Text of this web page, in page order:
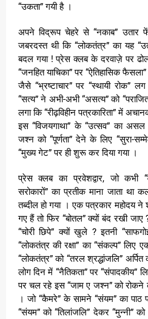
“उकता” गयी है ।
अपने विद्रूप चेहरे से “नकाब” उतार
जबरदस्त थी कि “लोकतंत्र” का यह
बदल गया ! प्रेस क्लब के दरवाज़े पर
“जनहित याचिका” पर “ऐतिहासिक
जैसे “भ्रष्टाचार” पर “स्थायी रोक”
“सत्य” ने अभी-अभी “असत्य” को
लगा कि “रीढ़विहीन पत्रकारिता” में
इस “विजयगाथा” के “उत्सव” का
जश्न को “पूर्णता” देने के लिए “सुरा-
“मुख्य गेट” पर ही शुरू कर दिया गया ।
प्रेस क्लब का प्रवेशद्वार, जो कभी
सरोकारों” का प्रतीक माना जाता
तब्दील हो गया । एक पत्रकार महोदय ने
गए हैं तो फिर “बोतल” क्यों बंद रखी
“चोरी छिपे” क्यों खुले ? इतनी
“लोकतंत्र की रक्षा” का “संकल्प” लिए
“लोकतंत्र” को “तरल श्रद्धांजलि”
लोग दिन में “नैतिकता” पर “संपादकीय”
पर चल रहे इस “जाम ए जश्न” को रोकने
। जो “कैमरे” के सामने “संयम” का
“संयम” को “तिलांजलि” देकर “मुन्नी”